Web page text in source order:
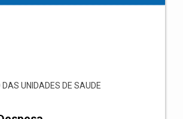
UNIDADES DE SAUDE